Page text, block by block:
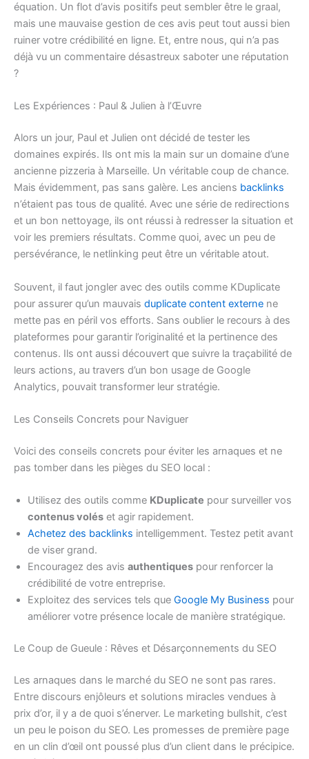
équation. Un flot d’avis positifs peut sembler être le graal,
mais une mauvaise gestion de ces avis peut tout aussi bien
ruiner votre crédibilité en ligne. Et, entre nous, qui n’a pas
déjà vu un commentaire désastreux saboter une réputation
?
Les Expériences : Paul & Julien à l’Œuvre
Alors un jour, Paul et Julien ont décidé de tester les
domaines expirés. Ils ont mis la main sur un domaine d’une
ancienne pizzeria à Marseille. Un véritable coup de chance.
Mais évidemment, pas sans galère. Les anciens backlinks
n’étaient pas tous de qualité. Avec une série de redirections
et un bon nettoyage, ils ont réussi à redresser la situation et
voir les premiers résultats. Comme quoi, avec un peu de
persévérance, le netlinking peut être un véritable atout.
Souvent, il faut jongler avec des outils comme KDuplicate
pour assurer qu’un mauvais duplicate content externe ne
mette pas en péril vos efforts. Sans oublier le recours à des
plateformes pour garantir l’originalité et la pertinence des
contenus. Ils ont aussi découvert que suivre la traçabilité de
leurs actions, au travers d’un bon usage de Google
Analytics, pouvait transformer leur stratégie.
Les Conseils Concrets pour Naviguer
Voici des conseils concrets pour éviter les arnaques et ne
pas tomber dans les pièges du SEO local :
Utilisez des outils comme KDuplicate pour surveiller vos
contenus volés et agir rapidement.
Achetez des backlinks intelligemment. Testez petit avant
de viser grand.
Encouragez des avis authentiques pour renforcer la
crédibilité de votre entreprise.
Exploitez des services tels que Google My Business pour
améliorer votre présence locale de manière stratégique.
Le Coup de Gueule : Rêves et Désarçonnements du SEO
Les arnaques dans le marché du SEO ne sont pas rares.
Entre discours enjôleurs et solutions miracles vendues à
prix d’or, il y a de quoi s’énerver. Le marketing bullshit, c’est
un peu le poison du SEO. Les promesses de première page
en un clin d’œil ont poussé plus d’un client dans le précipice.